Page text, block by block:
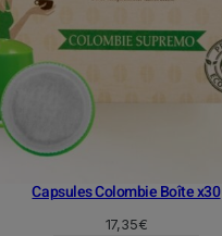
Capsules Colombie Boîte x30
17,35€